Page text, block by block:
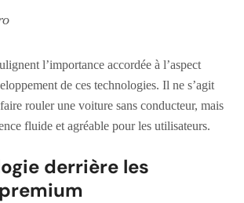
l’importance accordée à l’aspect
de ces technologies. Il ne s’agit
rouler une voiture sans conducteur, mais
fluide et agréable pour les utilisateurs.
derrière les